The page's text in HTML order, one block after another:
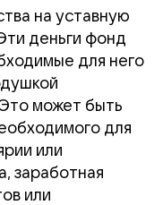
на уставную
деньги фонд
для него
может быть
для
или
заработная
или